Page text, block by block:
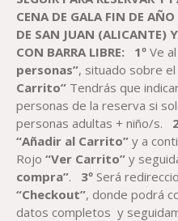
CENA DE GALA FIN DE AÑO
DE SAN JUAN (ALICANTE)
CON BARRA LIBRE:
1º Ve
personas”, situado sobre
Carrito” Tendrás que
personas de la reserva si
personas adultas + niño/s.
“Añadir al Carrito” y a
Rojo“Ver Carrito” y
compra”. 3ºSerá
“Checkout”, donde podrá
datos completos y